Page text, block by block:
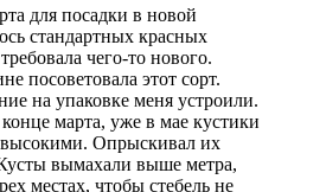
для посадки в новой
стандартных красных
чего-то нового.
посоветовала этот сорт.
на упаковке меня устроили.
марта, уже в мае кустики
Опрыскивал их
вымахали выше метра,
местах, чтобы стебель не